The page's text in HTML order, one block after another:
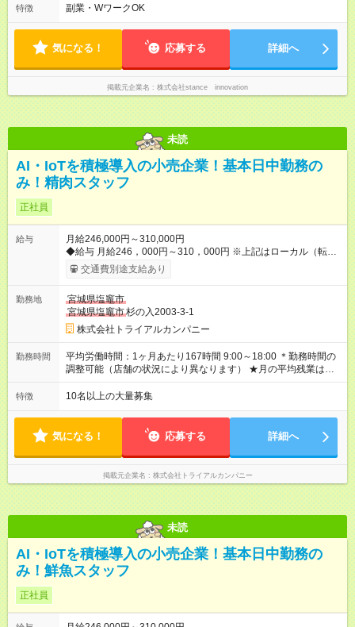
└土日休み希望、時短勤務、資格取得との両立なども可能
特徴 副業・WワークOK
気になる！ 応募する 詳細へ
掲載元企業名 株式会社stance innovation
未読
AI・IoTを積極導入の小売企業！基本日中勤務の
み！精肉スタッフ
正社員
給与
月給246,000円～310,000円
◆給与 月給246，000円～310，000円 ※上記はローカル（転勤
なし）勤務の給与になります。 ※リージョナル勤務（ブロック
内転勤あり）：月給250，000円～ 全国勤務：月給260，000
～400，000円 【バイヤー経験がある方】 月給380，000円～ ※
当社規定の採用基準により、能力、年齢、 前職経験などを考慮
の上、決定いたします。 ※試用期間2ヶ月（賃金同一） ◆給与に
プラスしてもらえる手当・インセンティブ ◎残業手当 ◎住宅手
当 ◎通勤手当 ◎家族手当 ◎資格手当 ◎職位手当 ◎単身手当 ◎残
業手当（全額支給） ◎深夜手当 ※一部、店舗により異なります
績：月平均残業時間13.25h以下） 【試用期間】試用期間あり 試
用期間の長さ：2ヶ月 雇用形態、給与は本採用時と同じです。
交通費別途支給あり
勤務地
宮城県塩竈市
宮城県塩竈市杉の入2003-3-1
株式会社トライアルカンパニー
勤務時間
平均労働時間：1ヶ月あたり167時間 9:00～18:00 ＊勤務時間の
調整可能（店舗の状況により異なります） ★月の平均残業は
13.25ｈ以下 ⇒業務効率化等を図り、さらに減らしていきます
◎基本は定時退社 ◎固定残業・みなし残業ナシ。残業分は1分単
務時間の調整可能（店舗の状況により異なります） ★月の平均
残業は13.25ｈ以下 ⇒業務効率化等を図り、さらに減らしてい
きます ◎基本は定時退社 ◎固定残業・みなし残業ナシ。残業分
は1分単位で支給
特徴 10名以上の大量募集
気になる！ 応募する 詳細へ
掲載元企業名 株式会社トライアルカンパニー
未読
AI・IoTを積極導入の小売企業！基本日中勤務の
み！鮮魚スタッフ
正社員